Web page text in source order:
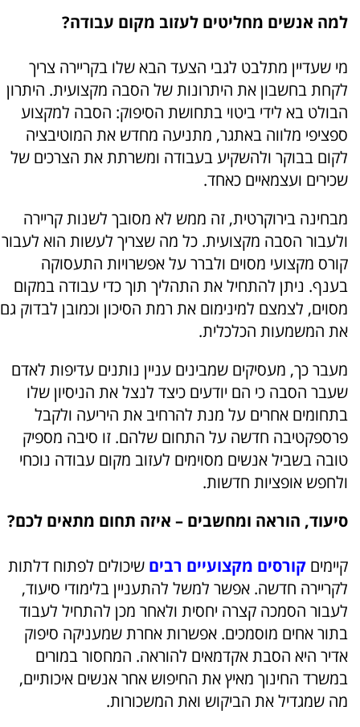
למה אנשים מחליטים לעזוב מקום עבודה?
מי שעדיין מתלבט לגבי הצעד הבא שלו בקריירה צריך
לקחת בחשבון את היתרונות של הסבה מקצועית. היתרון
הבולט בא לידי ביטוי בתחושת הסיפוק: הסבה למקצוע
ספציפי מלווה באתגר, מתניעה מחדש את המוטיבציה
לקום בבוקר ולהשקיע בעבודה ומשרתת את הצרכים של
שכירים ועצמאיים כאחד.
מבחינה בירוקרטית, זה ממש לא מסובך לשנות קריירה
ולעבור הסבה מקצועית. כל מה שצריך לעשות הוא לעבור
קורס מקצועי מסוים ולברר על אפשרויות התעסוקה
בענף. ניתן להתחיל את התהליך תוך כדי עבודה במקום
מסוים, לצמצם למינימום את רמת הסיכון וכמובן לבדוק גם
את המשמעות הכלכלית.
מעבר כך, מעסיקים שמבינים עניין נותנים עדיפות לאדם
שעבר הסבה כי הם יודעים כיצד לנצל את הניסיון שלו
בתחומים אחרים על מנת להרחיב את היריעה ולקבל
פרספקטיבה חדשה על התחום שלהם. זו סיבה מספיק
טובה בשביל אנשים מסוימים לעזוב מקום עבודה נוכחי
ולחפש אופציות חדשות.
סיעוד, הוראה ומחשבים – איזה תחום מתאים לכם?
קיימים קורסים מקצועיים רבים שיכולים לפתוח דלתות
לקריירה חדשה. אפשר למשל להתעניין בלימודי סיעוד,
לעבור הסמכה קצרה יחסית ולאחר מכן להתחיל לעבוד
בתור אחים מוסמכים. אפשרות אחרת שמעניקה סיפוק
אדיר היא הסבת אקדמאים להוראה. המחסור במורים
במשרד החינוך מאיץ את החיפוש אחר אנשים איכותיים,
מה שמגדיל את הביקוש ואת המשכורות.